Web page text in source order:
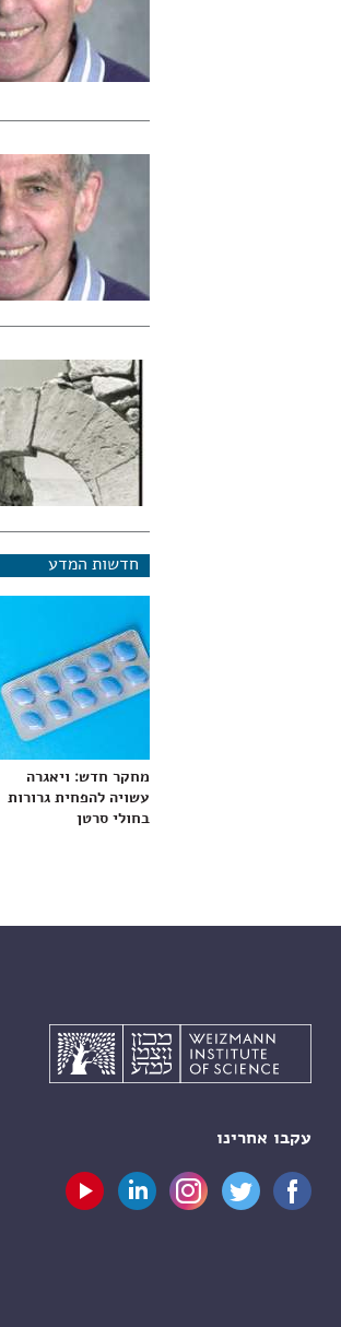
חדשות המדע
מחקר חדש: ויאגרה
עשויה להפחית גרורות
בחולי סרטן
עקבו אחרינו